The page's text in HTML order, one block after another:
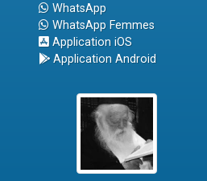
WhatsApp
WhatsApp Femmes
Application iOS
Application Android